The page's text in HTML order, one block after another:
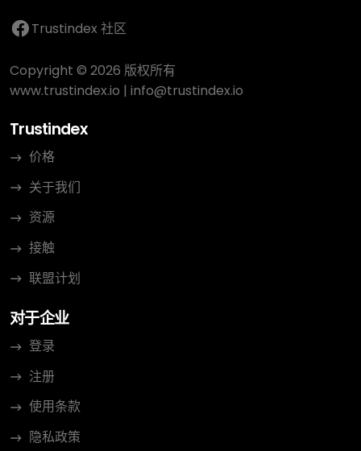
Trustindex 社区
Copyright © 2026 版权所有
www.trustindex.io | info@trustindex.io
Trustindex
价格
关于我们
资源
接触
联盟计划
对于企业
登录
注册
使用条款
隐私政策